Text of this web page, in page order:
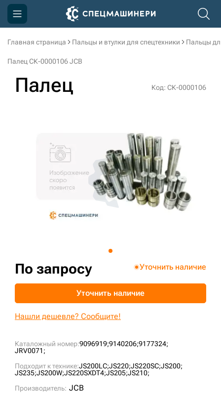
Главная страница Пальцы и втулки для спецтехники Пальцы
Палец СК-0000106 JCB
Палец Код: СК-0000106
Каталожный номер:9096919;9140206;9177324;
JRV0071;
Подходит к технике:JS200LC;JS220;JS220SC;JS200;
JS235;JS200W;JS220SXDT4;JS205;JS210;
Производитель: JCB
По запросу Уточнить наличие
Уточнить наличие
Нашли дешевле? Сообщите!
Компания
Доставка и оплата
3D тур по производству
3D тур по складам
sksale@skdst.ru